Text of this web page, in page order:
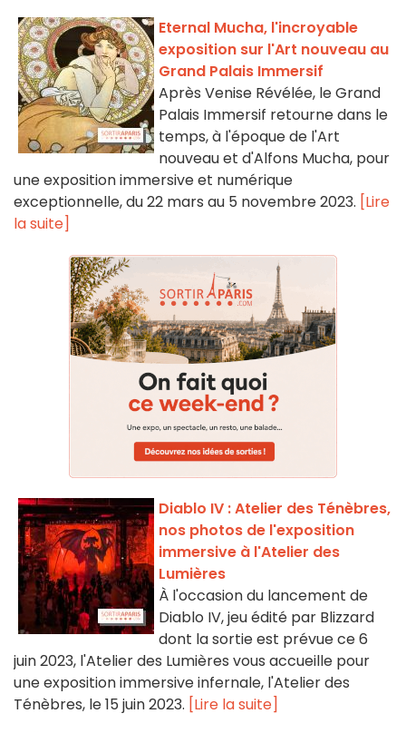
Eternal Mucha, l'incroyable
exposition sur l'Art nouveau au
Grand Palais Immersif
Après Venise Révélée, le Grand
Palais Immersif retourne dans le
temps, à l'époque de l'Art
nouveau et d'Alfons Mucha, pour
une exposition immersive et numérique
exceptionnelle, du 22 mars au 5 novembre 2023. [Lire
la suite]
Diablo IV : Atelier des Ténèbres,
nos photos de l'exposition
immersive à l'Atelier des
Lumières
À l'occasion du lancement de
Diablo IV, jeu édité par Blizzard
dont la sortie est prévue ce 6
juin 2023, l'Atelier des Lumières vous accueille pour
une exposition immersive infernale, l'Atelier des
Ténèbres, le 15 juin 2023. [Lire la suite]